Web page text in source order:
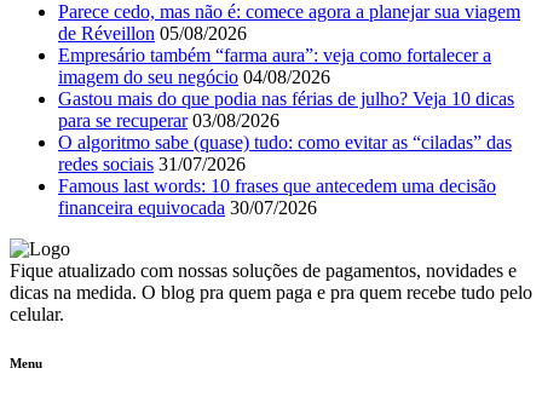
Parece cedo, mas não é: comece agora a planejar sua viagem
de Réveillon 05/08/2026
Empresário também “farma aura”: veja como fortalecer a
imagem do seu negócio 04/08/2026
Gastou mais do que podia nas férias de julho? Veja 10 dicas
para se recuperar 03/08/2026
O algoritmo sabe (quase) tudo: como evitar as “ciladas” das
redes sociais 31/07/2026
Famous last words: 10 frases que antecedem uma decisão
financeira equivocada 30/07/2026
Fique atualizado com nossas soluções de pagamentos, novidades e
dicas na medida. O blog pra quem paga e pra quem recebe tudo pelo
celular.
Menu